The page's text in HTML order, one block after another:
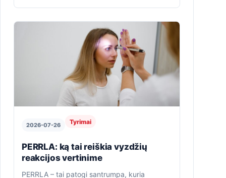
2026-07-26 Tyrimai
PERRLA: ką tai reiškia vyzdžių
reakcijos vertinime
PERRLA – tai patogi santrumpa, kuria